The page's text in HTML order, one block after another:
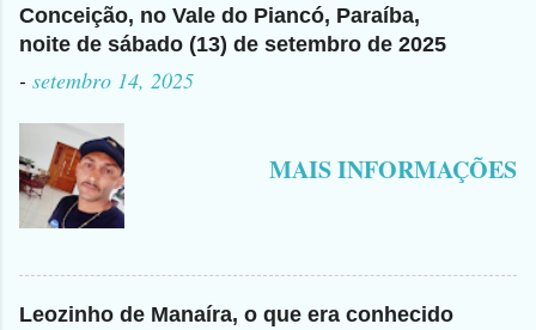
Conceição, no Vale do Piancó, Paraíba,
noite de sábado (13) de setembro de 2025
- setembro 14, 2025
MAIS INFORMAÇÕES
Leozinho de Manaíra, o que era conhecido